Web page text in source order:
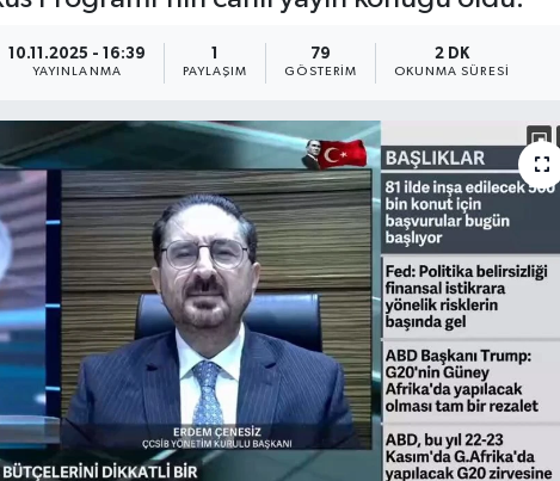
10.11.2025 - 16:39
YAYINLANMA
1
PAYLAŞIM
79
GÖSTERIM
2 DK
OKUNMA SÜRESI